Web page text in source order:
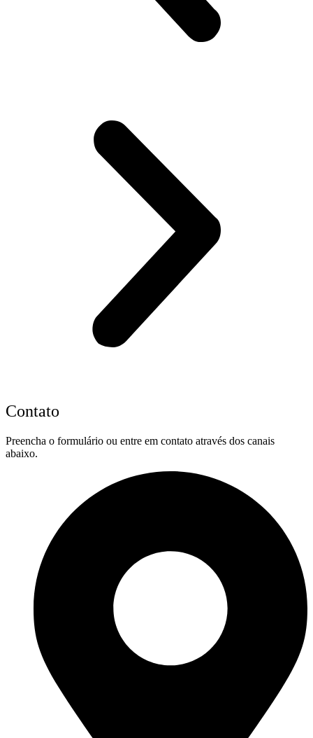
Contato
Preencha o formulário ou entre em contato através dos canais
abaixo.